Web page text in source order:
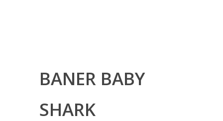
BANER BABY
SHARK